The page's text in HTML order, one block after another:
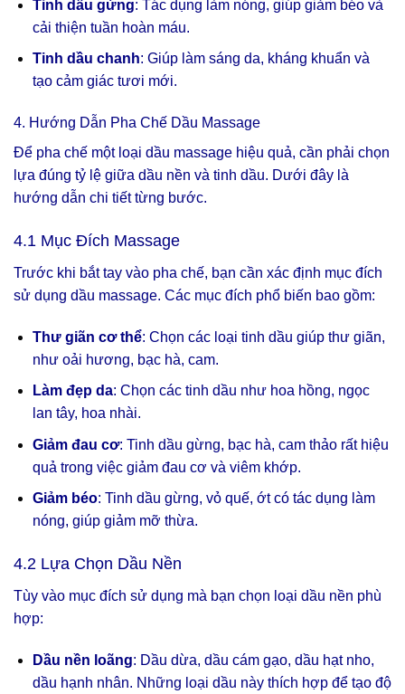
Tinh dầu gừng: Tác dụng làm nóng, giúp giảm béo và
cải thiện tuần hoàn máu.
Tinh dầu chanh: Giúp làm sáng da, kháng khuẩn và
tạo cảm giác tươi mới.
4. Hướng Dẫn Pha Chế Dầu Massage
Để pha chế một loại dầu massage hiệu quả, cần phải chọn
lựa đúng tỷ lệ giữa dầu nền và tinh dầu. Dưới đây là
hướng dẫn chi tiết từng bước.
4.1 Mục Đích Massage
Trước khi bắt tay vào pha chế, bạn cần xác định mục đích
sử dụng dầu massage. Các mục đích phổ biến bao gồm:
Thư giãn cơ thể: Chọn các loại tinh dầu giúp thư giãn,
như oải hương, bạc hà, cam.
Làm đẹp da: Chọn các tinh dầu như hoa hồng, ngọc
lan tây, hoa nhài.
Giảm đau cơ: Tinh dầu gừng, bạc hà, cam thảo rất hiệu
quả trong việc giảm đau cơ và viêm khớp.
Giảm béo: Tinh dầu gừng, vỏ quế, ớt có tác dụng làm
nóng, giúp giảm mỡ thừa.
4.2 Lựa Chọn Dầu Nền
Tùy vào mục đích sử dụng mà bạn chọn loại dầu nền phù
hợp:
Dầu nền loãng: Dầu dừa, dầu cám gạo, dầu hạt nho,
dầu hạnh nhân. Những loại dầu này thích hợp để tạo độ